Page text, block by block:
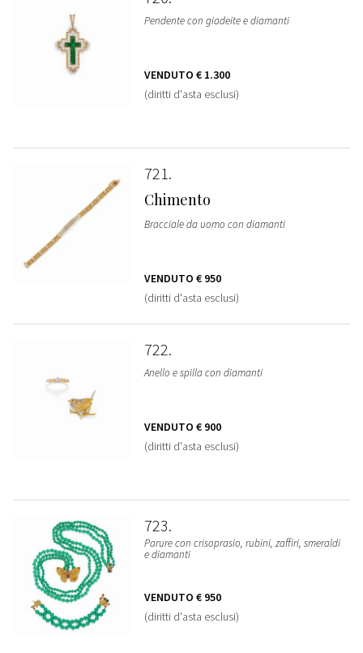
Pendente con giadeite e diamanti
VENDUTO € 1.300
(diritti d'asta esclusi)
721
Chimento
Bracciale da uomo con diamanti
VENDUTO € 950
(diritti d'asta esclusi)
722
Anello e spilla con diamanti
VENDUTO € 900
(diritti d'asta esclusi)
723
Parure con crisoprasio, rubini, zaffiri, smeraldi
e diamanti
VENDUTO € 950
(diritti d'asta esclusi)